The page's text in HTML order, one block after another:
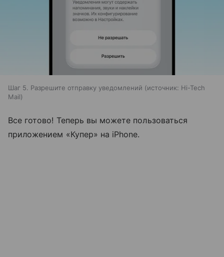
Шаг 5. Разрешите отправку уведомлений источник: Hi-Tech
Mail
Все готово! Теперь вы можете пользоваться
приложением «Купер» на iPhone.